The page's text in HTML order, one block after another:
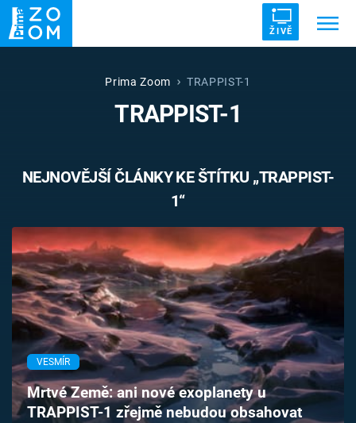
ŽIVĚ
UFO DRUHÁ SVĚTOVÁ VÁLKA
VETŘELCI DÁVNOVĚKU
Témata
Pořady
TV Program
Časopis
Sledujte prima+
Prima Zoom TRAPPIST-1
TRAPPIST-1
NEJNOVĚJŠÍ ČLÁNKY KE ŠTÍTKU „TRAPPIST-
1“
VESMÍR
Mrtvé Země: ani nové exoplanety u
TRAPPIST-1 zřejmě nebudou obsahovat